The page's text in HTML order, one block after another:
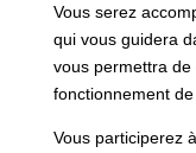
Vous serez
qui vous guidera
vous permettra
fonctionnement de
Vous participerez